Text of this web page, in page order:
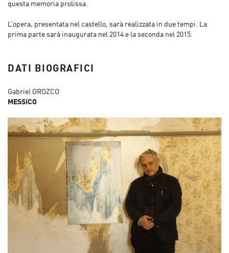
questa memoria prolissa.
L’opera, presentata nel castello, sarà realizzata in due tempi. La
prima parte sarà inaugurata nel 2014 e la seconda nel 2015.
DATI BIOGRAFICI
Gabriel OROZCO
MESSICO